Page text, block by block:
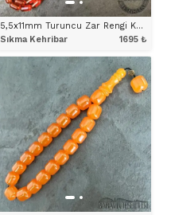
5,5x11mm Turuncu Zar Rengi Kapsül Model Sıkma Kehribar Tesbih
Sıkma Kehribar
1695₺
ÜRÜNÜ İNCELE